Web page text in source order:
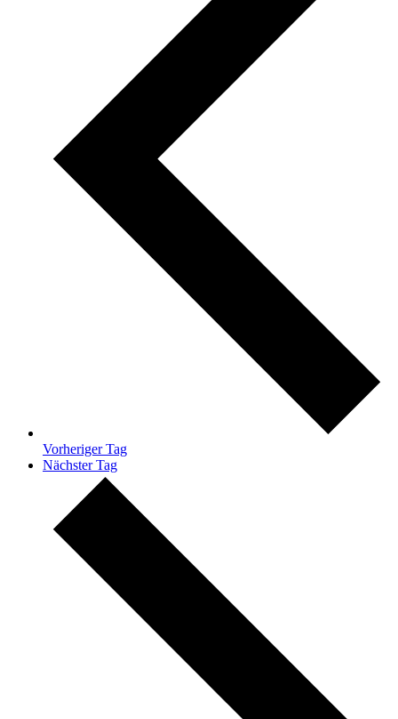
Vorheriger Tag
Nächster Tag